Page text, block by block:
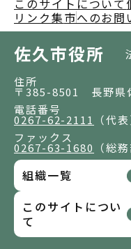
このサイトについて
リンク集市へのお問
佐久市役所
住所
〒385-8501 長野県
電話番号
0267-62-2111
（代表
ファックス
0267-63-1680 （総務
組織一覧
このサイトについ
て